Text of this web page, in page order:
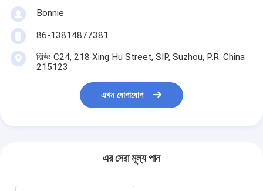
Bonnie
86-13814877381
বিল্ডিং C24, 218 Xing Hu Street, SIP, Suzhou, P.R. China
215123
এখন যোগাযোগ
এর সেরা মূল্য পান